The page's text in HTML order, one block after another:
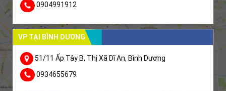
0904991912
VP TẠI BÌNH DƯƠNG
51/11 Ấp Tây B, Thị Xã Dĩ An, Bình Dương
0934655679